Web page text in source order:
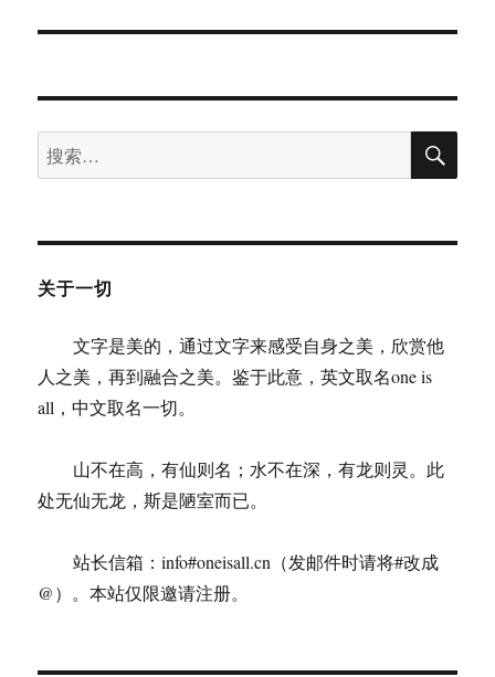
章：
搜
索：
搜
关于一切
文字是美的，通过文字来感受自身之美，欣赏他
人之美，再到融合之美。鉴于此意，英文取名one is
all，中文取名一切。
山不在高，有仙则名；水不在深，有龙则灵。此
处无仙无龙，斯是陋室而已。
站长信箱：info#oneisall.cn（发邮件时请将#改成
@）。本站仅限邀请注册。